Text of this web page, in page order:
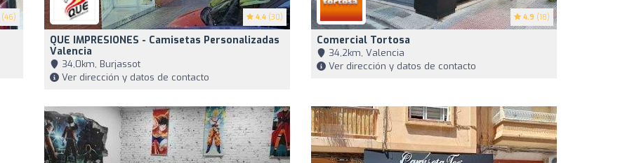
(46) 4.4 (30)
QUE IMPRESIONES - Camisetas Personalizadas
Valencia
34,0km, Burjassot
Ver dirección y datos de contacto
4.9 (18)
Comercial Tortosa
34,2km, Valencia
Ver dirección y datos de contacto